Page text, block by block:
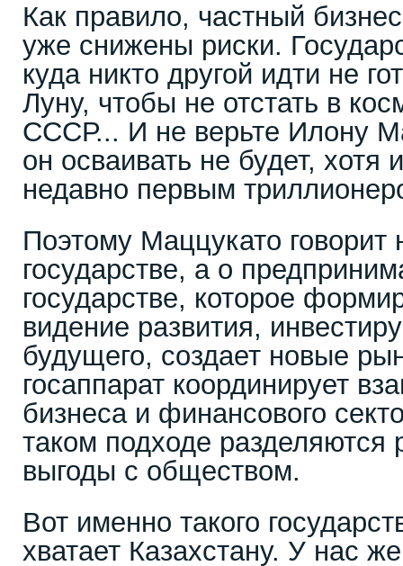
Как правило, частный
уже снижены риски.
куда никто другой идти не
Луну, чтобы не отстать в
СССР... И не верьте Илону
он осваивать не будет, хотя
недавно первым
Поэтому Маццукато говорит
государстве, а о
государстве, которое
видение развития,
будущего, создает новые
госаппарат координирует
бизнеса и финансового
таком подходе разделяются
выгоды с обществом.
Вот именно такого
хватает Казахстану. У нас